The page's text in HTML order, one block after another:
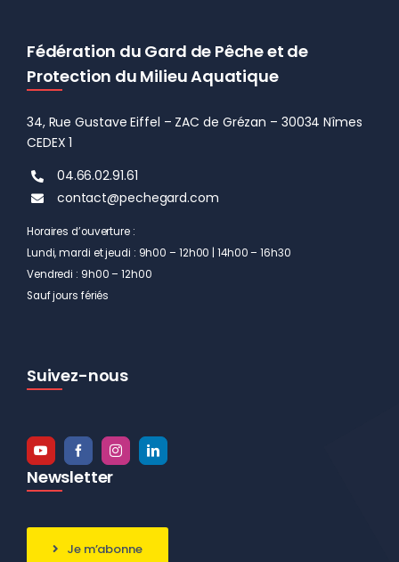
Fédération du Gard de Pêche et de
Protection du Milieu Aquatique
34, Rue Gustave Eiffel – ZAC de Grézan – 30034 Nîmes
CEDEX 1
04.66.02.91.61
contact@pechegard.com
Horaires d’ouverture :
Lundi, mardi et jeudi : 9h00 – 12h00 | 14h00 – 16h30
Vendredi : 9h00 – 12h00
Sauf jours fériés
Suivez-nous
Newsletter
Je m’abonne